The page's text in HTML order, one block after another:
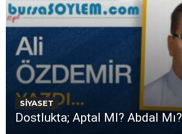
SİYASET
Dostlukta; Aptal MI? Abdal Mı?